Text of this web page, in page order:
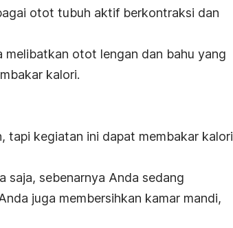
otot tubuh aktif berkontraksi dan
melibatkan otot lengan dan bahu yang
kalori.
tapi kegiatan ini dapat membakar kalori
saja, sebenarnya Anda sedang
juga membersihkan kamar mandi,